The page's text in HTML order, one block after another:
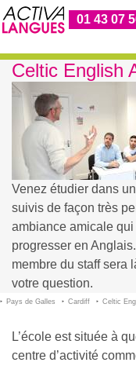
01 43 07
Celtic English
Venez étudier dans
suivis de façon très
ambiance amicale
progresser en
membre du staff sera
votre question.
Pays de Galles Cardiff Celtic
L’école est située à
centre d’activité